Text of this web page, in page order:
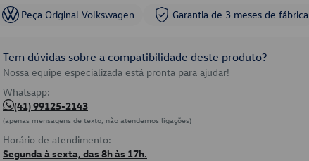
Peça Original Volkswagen Garantia de 3 meses de fábrica
Tem dúvidas sobre a compatibilidade deste produto?
Nossa equipe especializada está pronta para ajudar!
Whatsapp:
(41) 99125-2143
(apenas mensagens de texto, não atendemos ligações)
Horário de atendimento:
Segunda à sexta, das 8h às 17h.